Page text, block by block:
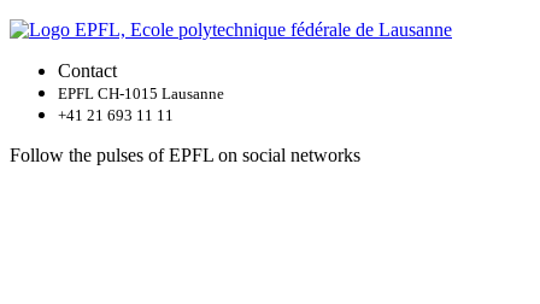
Contact
EPFL CH-1015 Lausanne
+41 21 693 11 11
Follow the pulses of EPFL on social networks